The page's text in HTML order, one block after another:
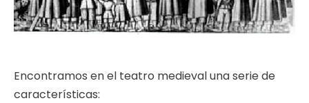
Encontramos en el teatro medieval una serie de
características: